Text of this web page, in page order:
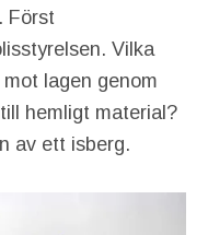
Först
Vilka
lagen genom
hemligt material?
av ett isberg.